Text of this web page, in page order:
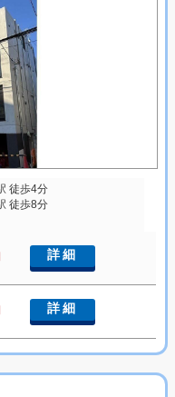
徒歩4分
徒歩8分
詳細
詳細